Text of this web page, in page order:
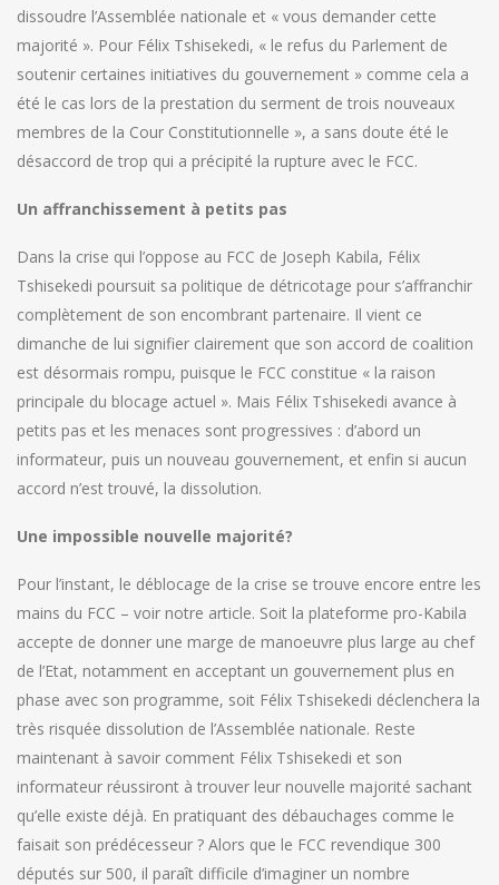
dissoudre l’Assemblée nationale et « vous demander cette
majorité ». Pour Félix Tshisekedi, « le refus du Parlement de
soutenir certaines initiatives du gouvernement » comme cela a
été le cas lors de la prestation du serment de trois nouveaux
membres de la Cour Constitutionnelle », a sans doute été le
désaccord de trop qui a précipité la rupture avec le FCC.
Un affranchissement à petits pas
Dans la crise qui l’oppose au FCC de Joseph Kabila, Félix
Tshisekedi poursuit sa politique de détricotage pour s’affranchir
complètement de son encombrant partenaire. Il vient ce
dimanche de lui signifier clairement que son accord de coalition
est désormais rompu, puisque le FCC constitue « la raison
principale du blocage actuel ». Mais Félix Tshisekedi avance à
petits pas et les menaces sont progressives : d’abord un
informateur, puis un nouveau gouvernement, et enfin si aucun
accord n’est trouvé, la dissolution.
Une impossible nouvelle majorité?
Pour l’instant, le déblocage de la crise se trouve encore entre les
mains du FCC – voir notre article. Soit la plateforme pro-Kabila
accepte de donner une marge de manoeuvre plus large au chef
de l’Etat, notamment en acceptant un gouvernement plus en
phase avec son programme, soit Félix Tshisekedi déclenchera la
très risquée dissolution de l’Assemblée nationale. Reste
maintenant à savoir comment Félix Tshisekedi et son
informateur réussiront à trouver leur nouvelle majorité sachant
qu’elle existe déjà. En pratiquant des débauchages comme le
faisait son prédécesseur ? Alors que le FCC revendique 300
députés sur 500, il paraît difficile d’imaginer un nombre